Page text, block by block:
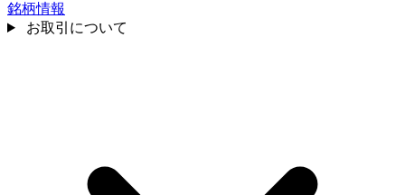
銘柄情報
お取引について